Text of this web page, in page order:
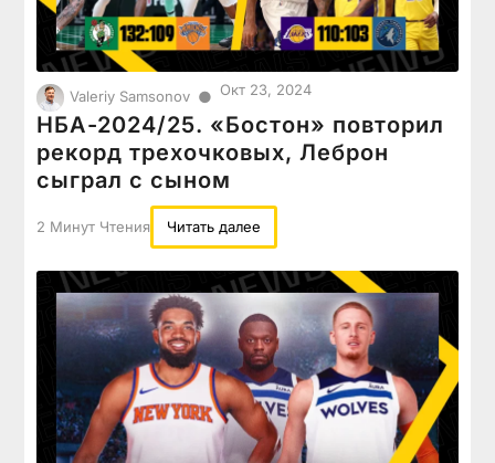
Valeriy Samsonov ● Окт 23, 2024
НБА-2024/25. «Бостон» повторил
рекорд трехочковых, Леброн
сыграл с сыном
2 Минут Чтения Читать далее